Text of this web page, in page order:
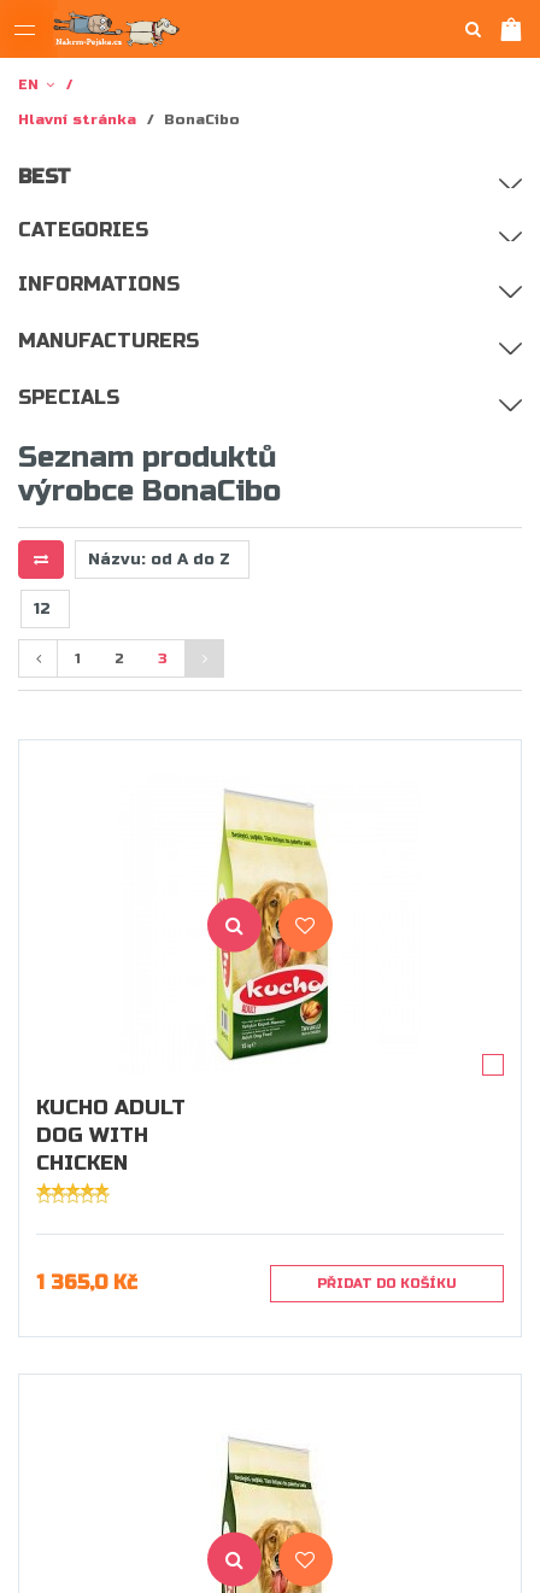
EN
Hlavní stránka / BonaCibo
BEST
CATEGORIES
INFORMATIONS
MANUFACTURERS
SPECIALS
Seznam produktů
výrobce BonaCibo
1 2 3
KUCHO ADULT
DOG WITH
CHICKEN
1 365,0 Kč PŘIDAT DO KOŠÍKU